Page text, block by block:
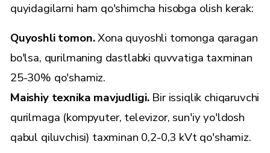
quyidagilarni ham qo'shimcha hisobga olish kerak:
Quyoshli tomon.Xona quyoshli tomonga qaragan
bo'lsa, qurilmaning dastlabki quvvatiga taxminan
25-30% qo'shamiz.
Maishiy texnika mavjudligi.Bir issiqlik chiqaruvchi
qurilmaga (kompyuter, televizor, sun'iy yo'ldosh
qabul qiluvchisi) taxminan 0,2-0,3 kVt qo'shamiz.